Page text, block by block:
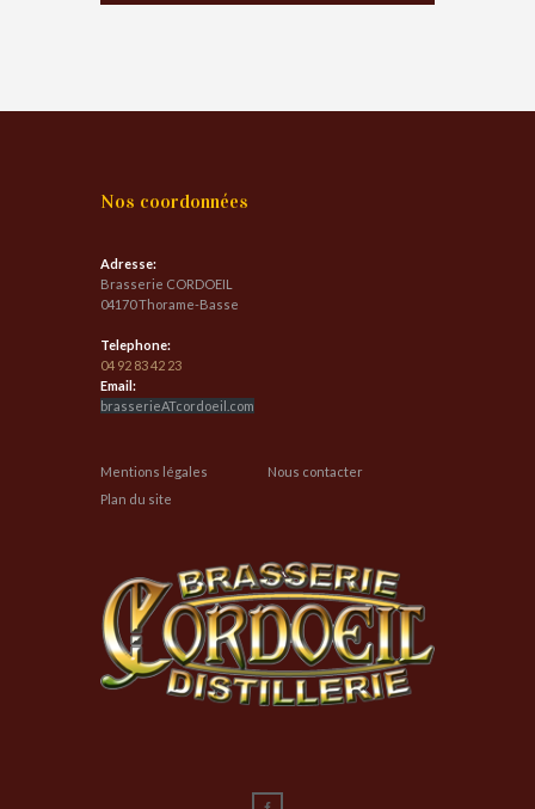
Nos coordonnées
Adresse:
Brasserie CORDOEIL
04170 Thorame-Basse
Telephone:
04 92 83 42 23
Email:
brasserieATcordoeil.com
Mentions légales
Nous contacter
Plan du site